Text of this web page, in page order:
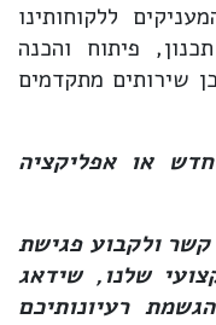
ללקוחותינו
פיתוח והכנה
שירותים מתקדמים
או אפליקציה
קשר ולקבוע פגישת
שלנו, שידאג
רעיונותיכם